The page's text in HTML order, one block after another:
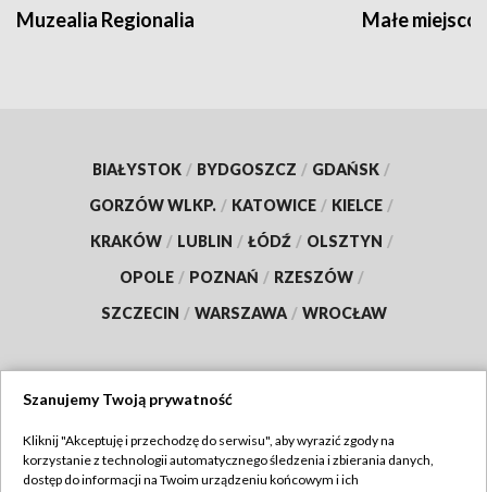
Muzealia Regionalia Małe
BIAŁYSTOK / BYDGOSZCZ / GDAŃSK /
GORZÓW WLKP. / KATOWICE / KIELCE /
KRAKÓW / LUBLIN / ŁÓDŹ / OLSZTYN /
OPOLE / POZNAŃ / RZESZÓW /
SZCZECIN / WARSZAWA / WROCŁAW
TVP
Szanujemy Twoją prywatność
Kliknij "Akceptuję i przechodzę do serwisu", aby wyrazić zgody na
korzystanie z technologii automatycznego śledzenia i zbierania danych,
dostęp do informacji na Twoim urządzeniu końcowym i ich